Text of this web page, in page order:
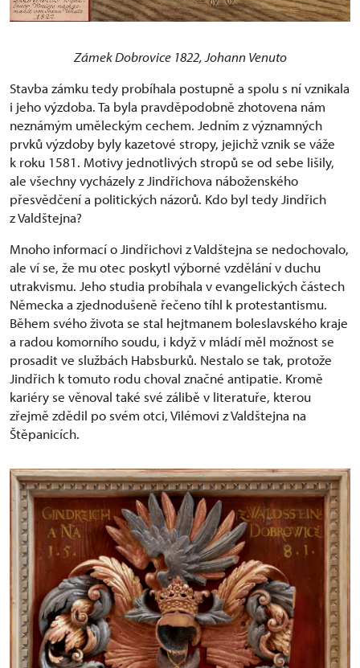
Zámek Dobrovice 1822, Johann Venuto
Stavba zámku tedy probíhala postupně a spolu s ní vznikala
i jeho výzdoba. Ta byla pravděpodobně zhotovena nám
neznámým uměleckým cechem. Jedním z významných
prvků výzdoby byly kazetové stropy, jejichž vznik se váže
k roku 1581. Motivy jednotlivých stropů se od sebe lišily,
ale všechny vycházely z Jindřichova náboženského
přesvědčení a politických názorů. Kdo byl tedy Jindřich
z Valdštejna?
Mnoho informací o Jindřichovi z Valdštejna se nedochovalo,
ale ví se, že mu otec poskytl výborné vzdělání v duchu
utrakvismu. Jeho studia probíhala v evangelických částech
Německa a zjednodušeně řečeno tíhl k protestantismu.
Během svého života se stal hejtmanem boleslavského kraje
a radou komorního soudu, i když v mládí měl možnost se
prosadit ve službách Habsburků. Nestalo se tak, protože
Jindřich k tomuto rodu choval značné antipatie. Kromě
kariéry se věnoval také své zálibě v literatuře, kterou
zřejmě zdědil po svém otci, Vilémovi z Valdštejna na
Štěpanicích.